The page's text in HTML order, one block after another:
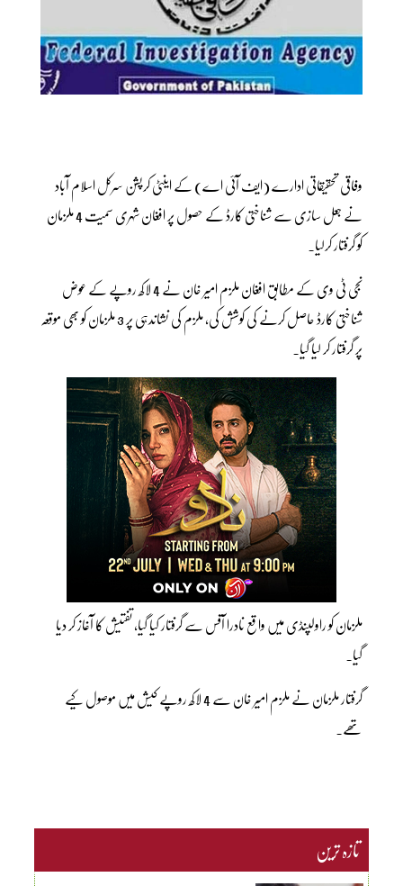
وفاقی تحقیقاتی ادارے (ایف آئی اے) کے اینٹی کرپشن سرکل اسلام آباد
نے جعل سازی سے شناختی کارڈ کے حصول پر افغان شہری سمیت 4 ملزمان
کو گرفتار کرلیا۔
نجی ٹی وی کے مطابق افغان ملزم امیر خان نے 4 لاکھ روپے کے عوض
شناختی کارڈ حاصل کرنے کی کوشش کی، ملزم کی نشاندہی پر 3 ملزمان کو بھی موقعہ
پر گرفتار کر لیا گیا۔
ملزمان کو راولپنڈی میں واقع نادرا آفس سے گرفتار کیا گیا، تفتیش کا آغاز کر دیا
گیا۔
گرفتار ملزمان نے ملزم امیر خان سے 4 لاکھ روپے کیش میں موصول کیے
تھے۔
تازہ ترین